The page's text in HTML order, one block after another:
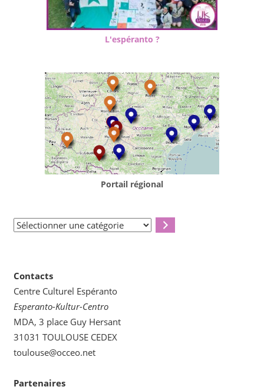
L'espéranto ?
Portail régional
Sélectionner
Contacts
Centre Culturel Espéranto
Esperanto-Kultur-Centro
MDA, 3 place Guy Hersant
31031 TOULOUSE CEDEX
toulouse@occeo.net
Partenaires